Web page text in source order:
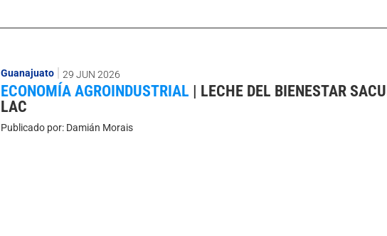
Guanajuato 29 JUN 2026
ECONOMÍA AGROINDUSTRIAL | LECHE DEL BIENESTAR
LAC
Publicado por:Damián Morais